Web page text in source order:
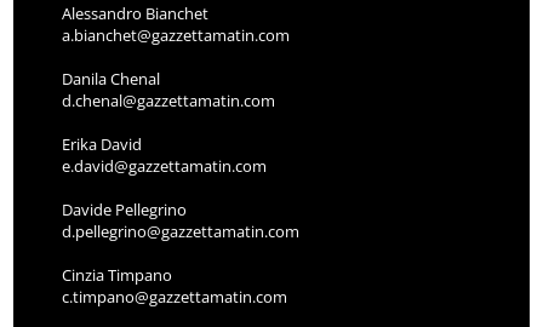
Alessandro Bianchet
a.bianchet@gazzettamatin.com
Danila Chenal
d.chenal@gazzettamatin.com
Erika David
e.david@gazzettamatin.com
Davide Pellegrino
d.pellegrino@gazzettamatin.com
Cinzia Timpano
c.timpano@gazzettamatin.com